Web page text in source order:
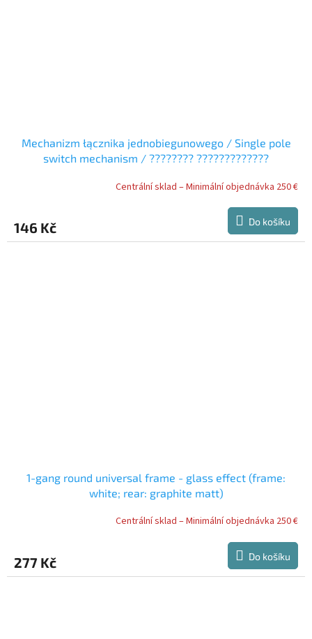
Mechanizm łącznika jednobiegunowego / Single pole
switch mechanism / ???????? ?????????????
Centrální sklad – Minimální objednávka 250 €
146 Kč Do košíku
1-gang round universal frame - glass effect (frame:
white; rear: graphite matt)
Centrální sklad – Minimální objednávka 250 €
277 Kč Do košíku